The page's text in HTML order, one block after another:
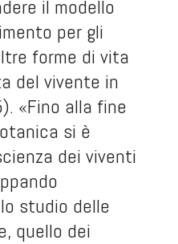
il modello
per gli
forme di vita
del vivente in
«Fino alla fine
si è
dei viventi
studio delle
quello dei